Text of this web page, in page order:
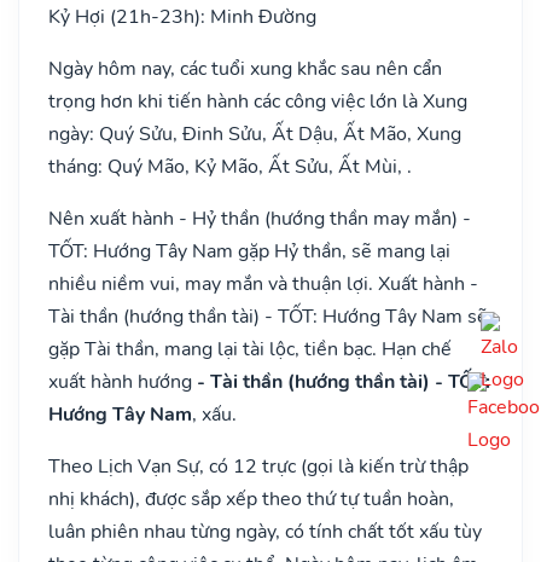
Kỷ Hợi (21h-23h): Minh Đường
Ngày hôm nay, các tuổi xung khắc sau nên cẩn
trọng hơn khi tiến hành các công việc lớn là Xung
ngày: Quý Sửu, Đinh Sửu, Ất Dậu, Ất Mão, Xung
tháng: Quý Mão, Kỷ Mão, Ất Sửu, Ất Mùi, .
Nên xuất hành - Hỷ thần (hướng thần may mắn) -
TỐT: Hướng Tây Nam gặp Hỷ thần, sẽ mang lại
nhiều niềm vui, may mắn và thuận lợi. Xuất hành -
Tài thần (hướng thần tài) - TỐT: Hướng Tây Nam sẽ
gặp Tài thần, mang lại tài lộc, tiền bạc. Hạn chế
xuất hành hướng - Tài thần (hướng thần tài) - TỐT:
Hướng Tây Nam, xấu.
Theo Lịch Vạn Sự, có 12 trực (gọi là kiến trừ thập
nhị khách), được sắp xếp theo thứ tự tuần hoàn,
luân phiên nhau từng ngày, có tính chất tốt xấu tùy